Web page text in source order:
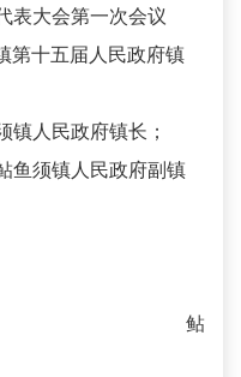
表大会第一次会议
第十五届人民政府镇
镇人民政府镇长；
鱼须镇人民政府副镇
鲇